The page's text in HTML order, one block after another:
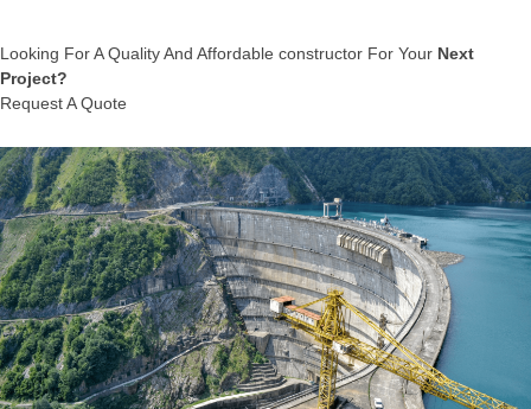
Looking For A Quality And Affordable constructor For Your Next
Project?
Request A Quote